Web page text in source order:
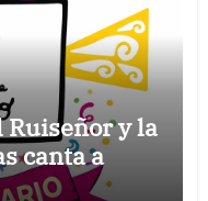
Ruiseñor y la
canta a